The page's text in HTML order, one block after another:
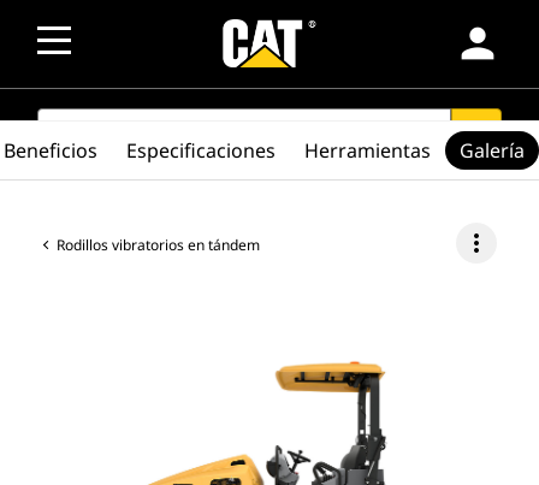
person
SEARCH search
Rodillos vibratorios en tándem more_vert
Beneficios Especificaciones Herramientas Galería